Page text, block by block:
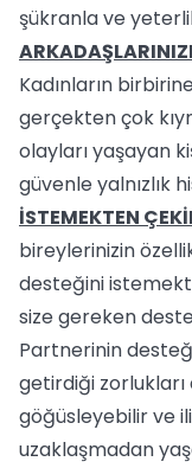
şükranla ve
Kadınların
gerçekten çok
olayları yaşayan
güvenle yalnızlık
İSTEMEKTEN
bireylerinizin
desteğini
size gereken
Partnerinin
getirdiği
göğüsleyebilir ve
uzaklaşmadan